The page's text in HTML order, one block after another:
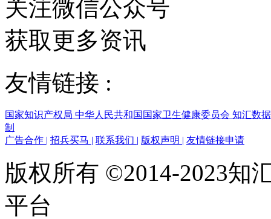
关注微信公众号
获取更多资讯
友情链接 :
国家知识产权局 中华人民共和国国家卫生健康委员会 知汇数
制
广告合作 | 招兵买马 | 联系我们 | 版权声明 | 友情链接申请
版权所有 ©2014-2023知
平台